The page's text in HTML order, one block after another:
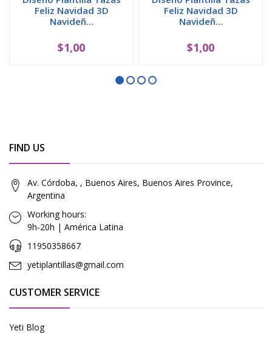
Feliz Navidad 3D
Navideñ...
$1,00
Feliz Navidad 3D
Navideñ...
$1,00
FIND US
Av. Córdoba, , Buenos Aires, Buenos Aires Province,
Argentina
Working hours:
9h-20h | América Latina
11950358667
yetiplantillas@gmail.com
CUSTOMER SERVICE
Yeti Blog